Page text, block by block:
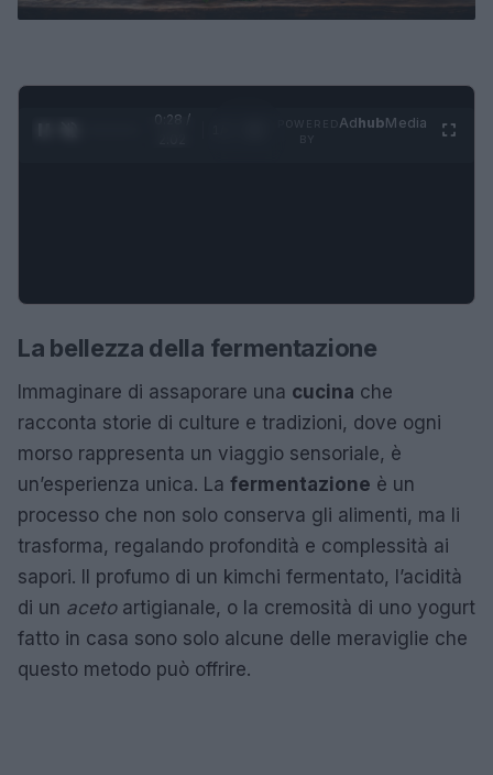
0:29 /
AdhubMedia
La bellezza della fermentazione
Immaginare di assaporare una cucina che
racconta storie di culture e tradizioni, dove ogni
morso rappresenta un viaggio sensoriale, è
un’esperienza unica. La fermentazione è un
processo che non solo conserva gli alimenti, ma li
trasforma, regalando profondità e complessità ai
sapori. Il profumo di un kimchi fermentato, l’acidità
di un acetoartigianale, o la cremosità di uno yogurt
fatto in casa sono solo alcune delle meraviglie che
questo metodo può offrire.